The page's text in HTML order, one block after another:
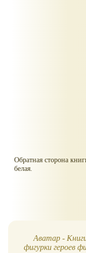
Обратная сторона
белая.
Аватар -
фигурки героев